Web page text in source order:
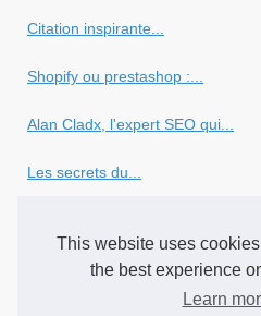
This website uses
the best experience
Learn
Citation inspirante...
Shopify ou prestashop :...
Alan Cladx, l'expert SEO qui...
Les secrets du...
Ce qu'il faut savoir sur...